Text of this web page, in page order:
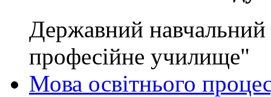
Державний навчальний
професійне училище"
Мова освітнього